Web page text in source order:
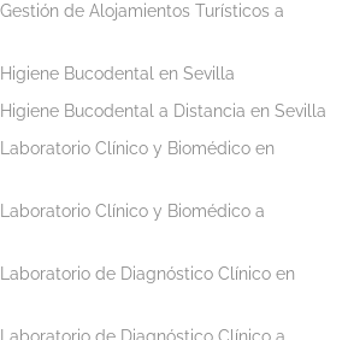
de Alojamientos Turísticos a
Bucodental en Sevilla
Bucodental a Distancia en Sevilla
Clínico y Biomédico en
Clínico y Biomédico a
de Diagnóstico Clínico en